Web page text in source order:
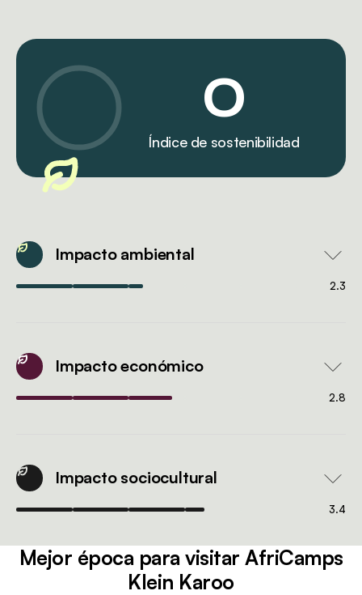
0
Índice de sostenibilidad
Impacto ambiental
2.3
Impacto económico
2.8
Impacto sociocultural
3.4
Mejor época para visitar AfriCamps
Klein Karoo